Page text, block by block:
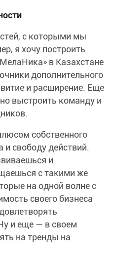
с которыми мы
я хочу построить
в Казахстане
дополнительного
и расширение. Еще
выстроить команду и
собственного
и свободу действий.
и
с такими же
на одной волне с
своего бизнеса
и еще — в своем
на тренды на